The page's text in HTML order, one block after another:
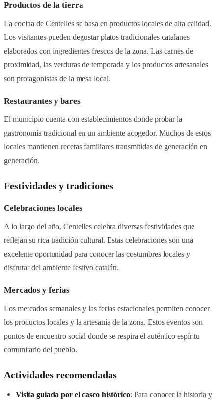
Productos de la tierra
La cocina de Centelles se basa en productos locales de alta calidad.
Los visitantes pueden degustar platos tradicionales catalanes
elaborados con ingredientes frescos de la zona. Las carnes de
proximidad, las verduras de temporada y los productos artesanales
son protagonistas de la mesa local.
Restaurantes y bares
El municipio cuenta con establecimientos donde probar la
gastronomía tradicional en un ambiente acogedor. Muchos de estos
locales mantienen recetas familiares transmitidas de generación en
generación.
Festividades y tradiciones
Celebraciones locales
A lo largo del año, Centelles celebra diversas festividades que
reflejan su rica tradición cultural. Estas celebraciones son una
excelente oportunidad para conocer las costumbres locales y
disfrutar del ambiente festivo catalán.
Mercados y ferias
Los mercados semanales y las ferias estacionales permiten conocer
los productos locales y la artesanía de la zona. Estos eventos son
puntos de encuentro social donde se respira el auténtico espíritu
comunitario del pueblo.
Actividades recomendadas
Visita guiada por el casco histórico: Para conocer la historia y